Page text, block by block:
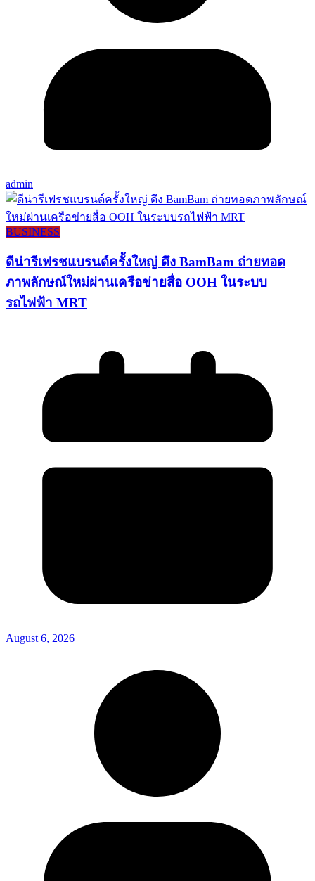
admin
BUSINESS
ดีน่ารีเฟรชแบรนด์ครั้งใหญ่ ดึง BamBam ถ่ายทอด
ภาพลักษณ์ใหม่ผ่านเครือข่ายสื่อ OOH ในระบบ
รถไฟฟ้า MRT
August 6, 2026